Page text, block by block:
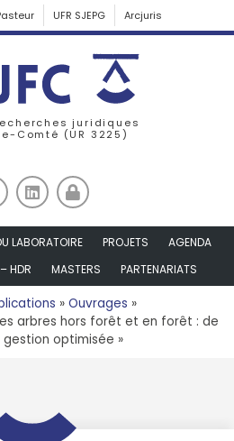
UFR SJEPG Arcjuris
juridiques
Comté (UR 3225)
LABORATOIRE PROJETS
AGENDA
HDR MASTERS PARTENARIATS
» Ouvrages »
arbres hors forêt et en forêt : de
optimisée »